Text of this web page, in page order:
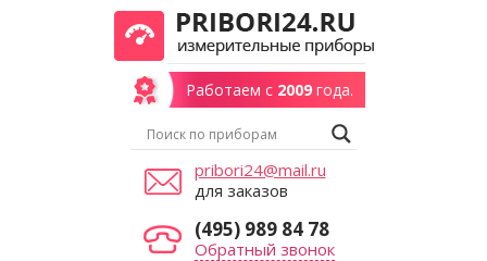
Работаем с 2009года.
pribori24@mail.ru
для заказов
(495) 989 84 78
Обратный звонок